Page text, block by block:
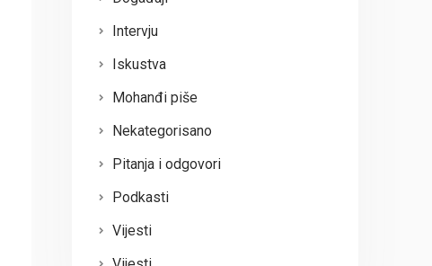
Intervju
Iskustva
Mohanđi piše
Nekategorisano
Pitanja i odgovori
Podkasti
Vijesti